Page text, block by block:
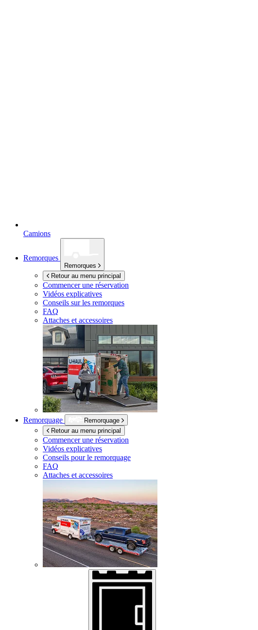
Camions
Remorques
Remorques
Retour au menu principal
Commencer une réservation
Vidéos explicatives
Conseils sur les remorques
FAQ
Attaches et accessoires
Remorquage
Remorquage
Retour au menu principal
Commencer une réservation
Vidéos explicatives
Conseils pour le remorquage
FAQ
Attaches et accessoires